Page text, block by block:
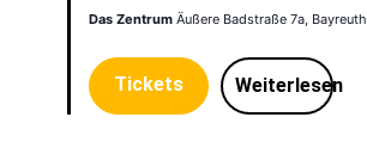
Das Zentrum Äußere Badstraße 7a, Bayreuth
Tickets Weiterlesen